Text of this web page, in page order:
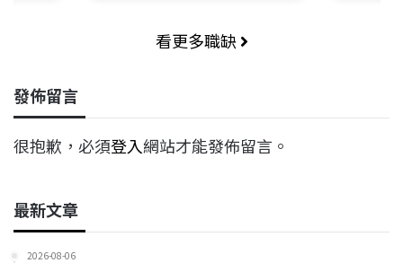
看更多職缺
發佈留言
很抱歉，必須登入網站才能發佈留言。
最新文章
2026-08-06